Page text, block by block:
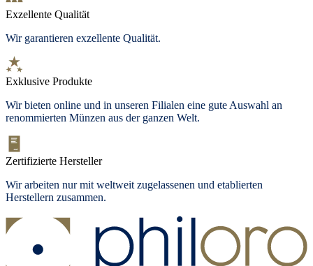
Exzellente Qualität
Wir garantieren exzellente Qualität.
Exklusive Produkte
Wir bieten online und in unseren Filialen eine gute Auswahl an
renommierten Münzen aus der ganzen Welt.
Zertifizierte Hersteller
Wir arbeiten nur mit weltweit zugelassenen und etablierten
Herstellern zusammen.